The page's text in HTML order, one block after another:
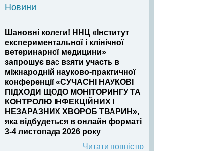
Новини
Шановні колеги! ННЦ «Інститут
експериментальної і клінічної
ветеринарної медицини»
запрошує вас взяти участь в
міжнародній науково-практичної
конференції «СУЧАСНІ НАУКОВІ
ПІДХОДИ ЩОДО МОНІТОРИНГУ ТА
КОНТРОЛЮ ІНФЕКЦІЙНИХ І
НЕЗАРАЗНИХ ХВОРОБ ТВАРИН»,
яка відбудеться в онлайн форматі
3-4 листопада 2026 року
Читати повністю